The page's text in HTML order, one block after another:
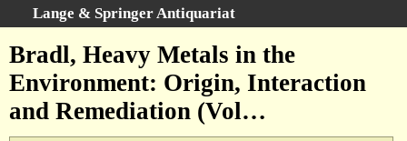
Lange & Springer Antiquariat
Startseite
Kategorien
Bradl, Heavy Metals in the
Environment: Origin, Interaction
and Remediation (Vol…